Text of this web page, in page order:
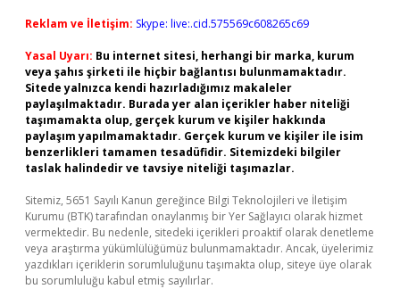
Reklam ve İletişim: Skype: live:.cid.575569c608265c69
Yasal Uyarı: Bu internet sitesi, herhangi bir marka, kurum
veya şahıs şirketi ile hiçbir bağlantısı bulunmamaktadır.
Sitede yalnızca kendi hazırladığımız makaleler
paylaşılmaktadır. Burada yer alan içerikler haber niteliği
taşımamakta olup, gerçek kurum ve kişiler hakkında
paylaşım yapılmamaktadır. Gerçek kurum ve kişiler ile isim
benzerlikleri tamamen tesadüfidir. Sitemizdeki bilgiler
taslak halindedir ve tavsiye niteliği taşımazlar.
Sitemiz, 5651 Sayılı Kanun gereğince Bilgi Teknolojileri ve İletişim
Kurumu (BTK) tarafından onaylanmış bir Yer Sağlayıcı olarak hizmet
vermektedir. Bu nedenle, sitedeki içerikleri proaktif olarak denetleme
veya araştırma yükümlülüğümüz bulunmamaktadır. Ancak, üyelerimiz
yazdıkları içeriklerin sorumluluğunu taşımakta olup, siteye üye olarak
bu sorumluluğu kabul etmiş sayılırlar.